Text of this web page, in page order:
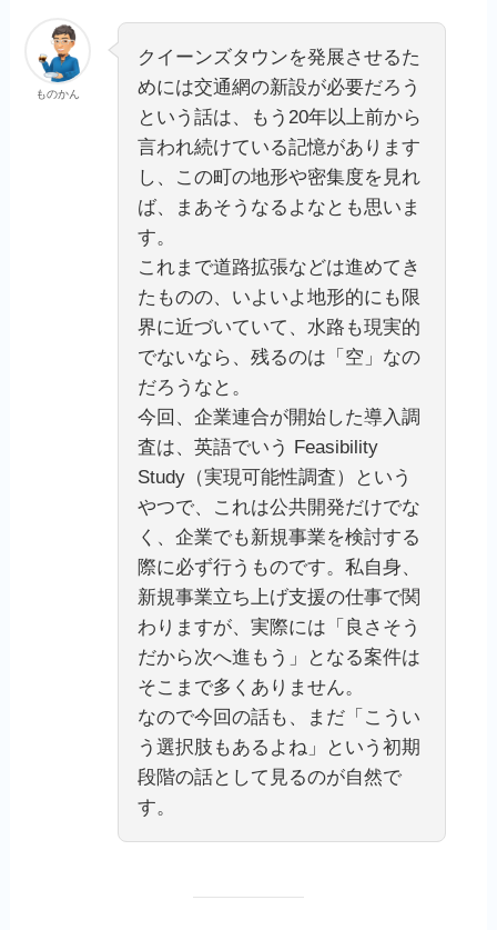
ものかん
クイーンズタウンを発展させるた
めには交通網の新設が必要だろう
という話は、もう20年以上前から
言われ続けている記憶があります
し、この町の地形や密集度を見れ
ば、まあそうなるよなとも思いま
す。
これまで道路拡張などは進めてき
たものの、いよいよ地形的にも限
界に近づいていて、水路も現実的
でないなら、残るのは「空」なの
だろうなと。
今回、企業連合が開始した導入調
査は、英語でいう Feasibility
Study（実現可能性調査）という
やつで、これは公共開発だけでな
く、企業でも新規事業を検討する
際に必ず行うものです。私自身、
新規事業立ち上げ支援の仕事で関
わりますが、実際には「良さそう
だから次へ進もう」となる案件は
そこまで多くありません。
なので今回の話も、まだ「こうい
う選択肢もあるよね」という初期
段階の話として見るのが自然で
す。